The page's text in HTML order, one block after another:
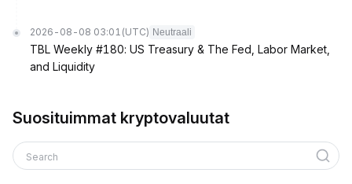
2026-08-08 03:01 (UTC) Neutraali
TBL Weekly #180: US Treasury & The Fed, Labor Market,
and Liquidity
Suosituimmat kryptovaluutat
Search